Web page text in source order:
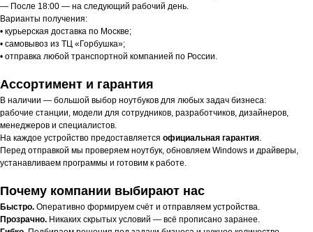
— После 18:00 — на следующий рабочий день.
Варианты получения:
• курьерская доставка по Москве;
• самовывоз из ТЦ «Горбушка»;
• отправка любой транспортной компанией по России.
Ассортимент и гарантия
В наличии — большой выбор ноутбуков для любых задач бизнеса:
рабочие станции, модели для сотрудников, разработчиков, дизайнеров,
менеджеров и специалистов.
На каждое устройство предоставляется официальная гарантия.
Перед отправкой мы проверяем ноутбук, обновляем Windows и драйверы,
устанавливаем программы и готовим к работе.
Почему компании выбирают нас
Быстро. Оперативно формируем счёт и отправляем устройства.
Прозрачно. Никаких скрытых условий — всё прописано заранее.